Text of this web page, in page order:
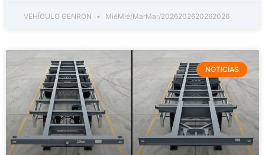
VEHÍCULO GENRON MiéMié/MarMar/2026202620262026
NOTICIAS